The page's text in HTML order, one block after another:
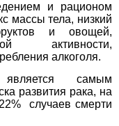
и рационом
массы тела, низкий
и овощей,
активности,
алкоголя.
является самым
развития рака, на
случаев смерти